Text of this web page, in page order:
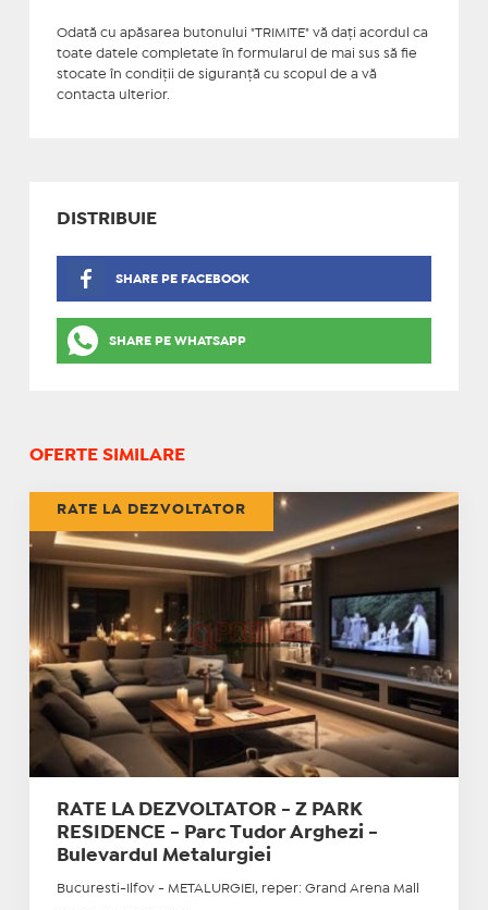
Odată cu apăsarea butonului "TRIMITE" vă daţi acordul ca
toate datele completate în formularul de mai sus să fie
stocate în condiţii de siguranţă cu scopul de a vă
contacta ulterior.
DISTRIBUIE
SHARE PE FACEBOOK
SHARE PE WHATSAPP
OFERTE SIMILARE
RATE LA DEZVOLTATOR - Z PARK
RESIDENCE - Parc Tudor Arghezi -
Bulevardul Metalurgiei
Bucuresti-Ilfov - METALURGIEI, reper: Grand Arena Mall
RATE LA DEZVOLTATOR